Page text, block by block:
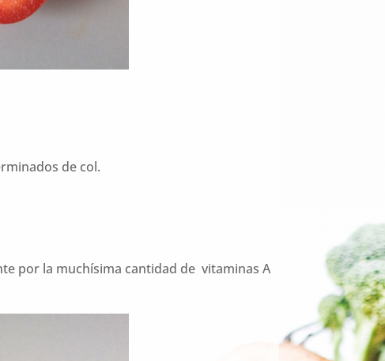
de col.
por la muchísima cantidad de vitaminas A